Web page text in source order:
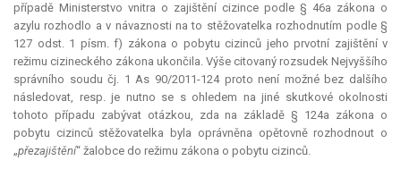
případě Ministerstvo vnitra o zajištění cizince podle § 46a zákona o
azylu rozhodlo a v návaznosti na to stěžovatelka rozhodnutím podle §
127 odst. 1 písm. f) zákona o pobytu cizinců jeho prvotní zajištění v
režimu cizineckého zákona ukončila. Výše citovaný rozsudek Nejvyššího
správního soudu čj. 1 As 90/2011-124 proto není možné bez dalšího
následovat, resp. je nutno se s ohledem na jiné skutkové okolnosti
tohoto případu zabývat otázkou, zda na základě § 124a zákona o
pobytu cizinců stěžovatelka byla oprávněna opětovně rozhodnout o
„přezajištění“ žalobce do režimu zákona o pobytu cizinců.